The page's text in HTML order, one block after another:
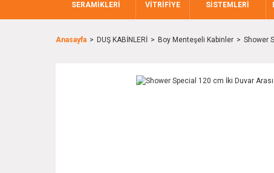
SERAMİKLERİ
VİTRİFİYE
SİSTEMLERİ
Anasayfa DUŞ KABİNLERİ Boy Menteşeli Kabinler Shower